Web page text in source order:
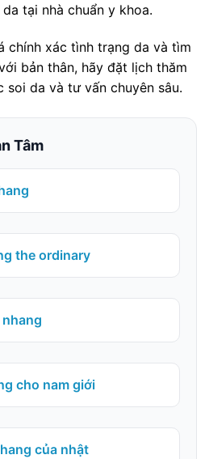
tại nhà chuẩn y khoa.
chính xác tình trạng da và tìm
bản thân, hãy đặt lịch thăm
da và tư vấn chuyên sâu.
Tâm
the ordinary
cho nam giới
của nhật